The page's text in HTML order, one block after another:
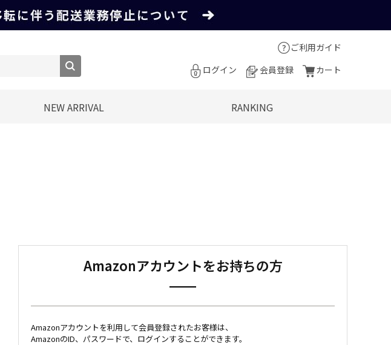
ご利用ガイド
ログイン
会員登録 カート
NEW ARRIVAL RANKING
Amazonアカウントをお持ちの方
Amazonアカウントを利用して会員登録されたお客様は、
AmazonのID、パスワードで、ログインすることができます。